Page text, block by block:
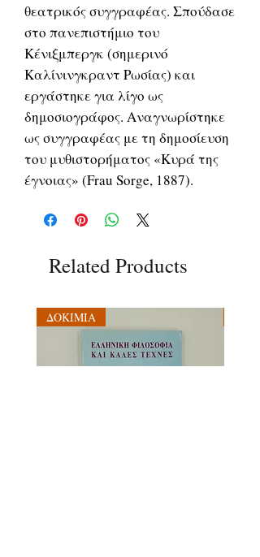
θεατρικός συγγραφέας. Σπούδασε
στο πανεπιστήμιο του
Κένιξμπεργκ (σημερινό
Καλίνινγκραντ Ρωσίας) και
εργάστηκε για λίγο ως
δημοσιογράφος. Αναγνωρίστηκε
ως συγγραφέας με τη δημοσίευση
του μυθιστορήματος «Κυρά της
έγνοιας» (Frau Sorge, 1887).
Related Products
ΔΟΚΙΜΙΑ